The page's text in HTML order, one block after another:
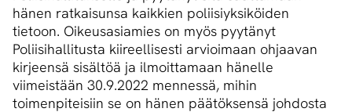
hänen ratkaisunsa kaikkien poliisiyksiköiden
tietoon. Oikeusasiamies on myös pyytänyt
Poliisihallitusta kiireellisesti arvioimaan ohjaavan
kirjeensä sisältöä ja ilmoittamaan hänelle
viimeistään 30.9.2022 mennessä, mihin
toimenpiteisiin se on hänen päätöksensä johdosta